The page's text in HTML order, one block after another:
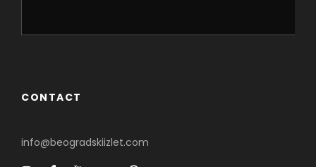
CONTACT
info@beogradskiizlet.com